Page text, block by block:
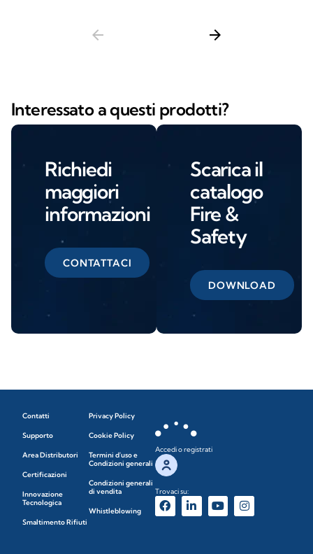
arrow_back arrow_forward
Interessato a questi prodotti?
Richiedi
maggiori
informazioni
CONTATTACI
Scarica il
catalogo
Fire &
Safety
DOWNLOAD
Contatti
Supporto
Area Distributori
Certificazioni
Innovazione
Tecnologica
Smaltimento Rifiuti
Privacy Policy
Cookie Policy
Termini d'uso e
Condizioni generali
Condizioni generali
di vendita
Whistleblowing
Accedi o registrati
Trovaci su: